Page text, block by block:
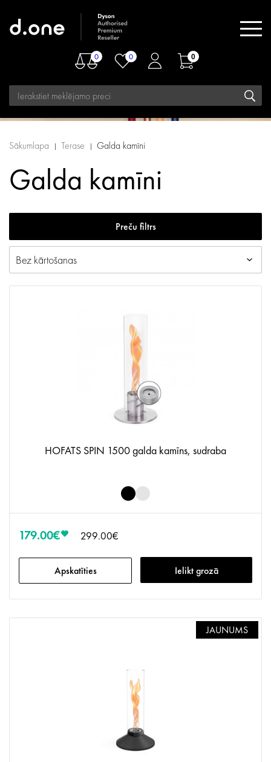
0 0 0
Sākumlapa Terase Galda kamīni
Galda kamīni
Preču filtrs
HOFATS SPIN 1500 galda kamīns, sudraba
179.00€ 299.00€
Apskatīties Ielikt grozā
JAUNUMS